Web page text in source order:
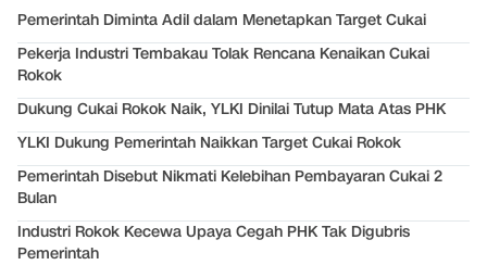
Pemerintah Diminta Adil dalam Menetapkan Target Cukai
Pekerja Industri Tembakau Tolak Rencana Kenaikan Cukai
Rokok
Dukung Cukai Rokok Naik, YLKI Dinilai Tutup Mata Atas PHK
YLKI Dukung Pemerintah Naikkan Target Cukai Rokok
Pemerintah Disebut Nikmati Kelebihan Pembayaran Cukai 2
Bulan
Industri Rokok Kecewa Upaya Cegah PHK Tak Digubris
Pemerintah